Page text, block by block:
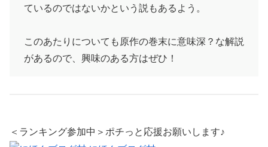
ているのではないかという説もあるよう。
このあたりについても原作の巻末に意味深？な解説
があるので、興味のある方はぜひ！
＜ランキング参加中＞ポチっと応援お願いします♪